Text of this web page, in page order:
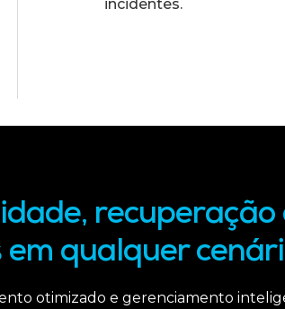
incidentes.
recuperação
qualquer
otimizado e gerenciamento